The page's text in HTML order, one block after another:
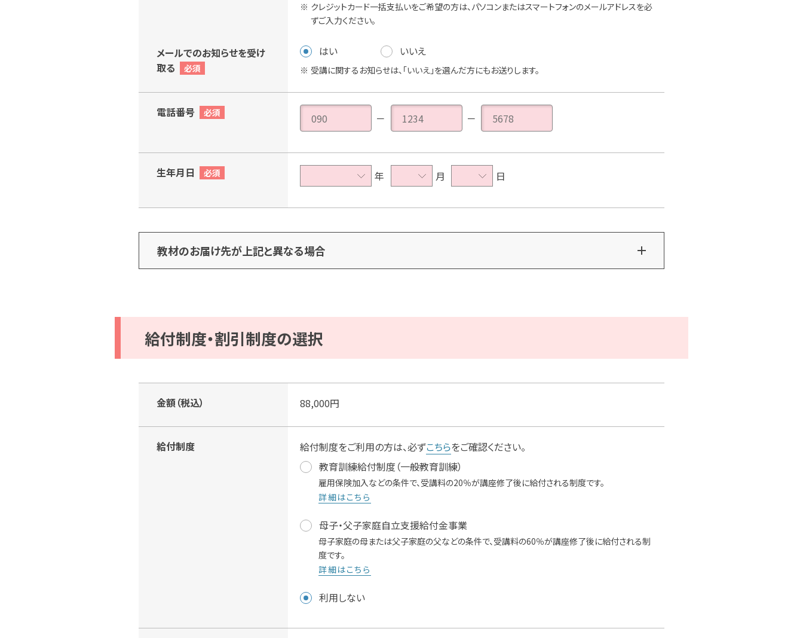
クレジットカード一括支払いをご希望の方は、パソコンまたはスマートフォンのメールアドレスを必
ずご入力ください。
メールでのお知らせを受け
取る
はい いいえ
受講に関するお知らせは、「いいえ」を選んだ方にもお送りします。
電話番号 － －
生年月日 年 月 日
教材のお届け先が上記と異なる場合
給付制度・割引制度の選択
金額（税込） 88,000円
給付制度 給付制度をご利用の方は、必ずこちらをご確認ください。
教育訓練給付制度（一般教育訓練）
雇用保険加入などの条件で、受講料の20％が講座修了後に給付される制度です。
詳細はこちら
母子・父子家庭自立支援給付金事業
母子家庭の母または父子家庭の父などの条件で、受講料の60％が講座修了後に給付される制
度です。
詳細はこちら
利用しない